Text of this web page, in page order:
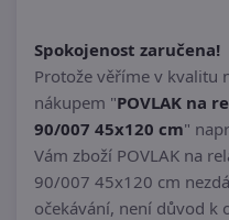
Spokojenost zaručena!
Protože věříme v kvalitu
nákupem "POVLAK na
90/007 45x120 cm"
Vám zboží POVLAK na
90/007 45x120 cm
očekávání, není důvod k